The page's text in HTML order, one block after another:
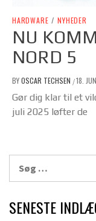
HARDWARE / NYHEDER
NU
NORD 5
BYOSCAR TECHSEN /18.
Gør dig klar til et
juli 2025 løfter de
efter:
SENESTE